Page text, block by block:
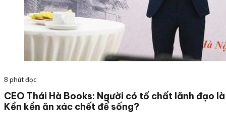
8 phút đọc
CEO Thái Hà Books: Người có tố chất lãnh đạo
Kền kền ăn xác chết để sống?